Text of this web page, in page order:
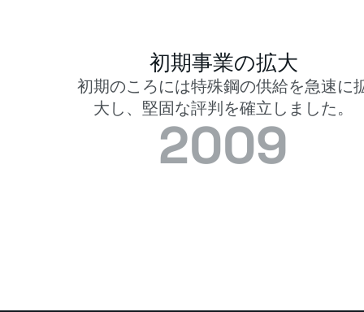
初期事業の拡大
初期のころには特殊鋼の供給を急速に
大し、堅固な評判を確立しました。
2009